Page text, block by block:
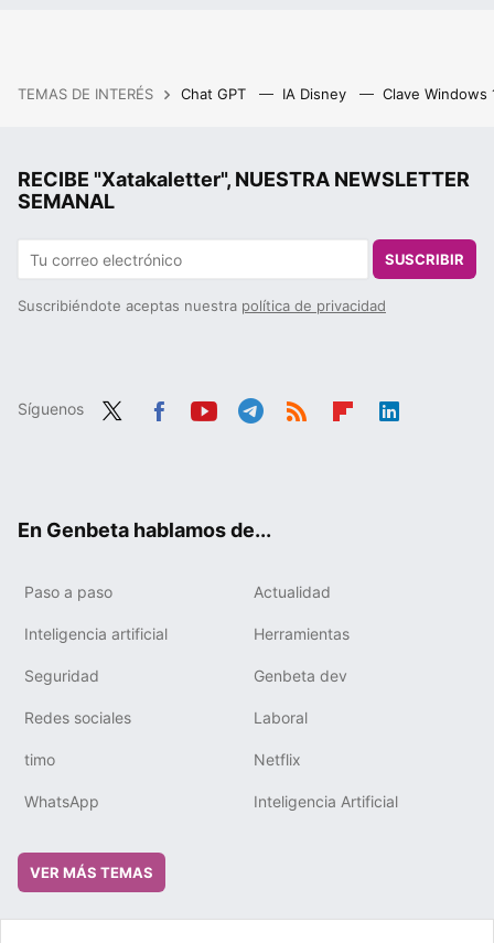
TEMAS DE INTERÉS Chat GPT IA Disney Clave Windows
RECIBE "Xatakaletter", NUESTRA NEWSLETTER
SEMANAL
SUSCRIBIR
Suscribiéndote aceptas nuestra política de privacidad
Síguenos
En Genbeta hablamos de...
Paso a paso Actualidad
Inteligencia artificial Herramientas
Seguridad Genbeta dev
Redes sociales Laboral
timo Netflix
WhatsApp Inteligencia Artificial
VER MÁS TEMAS